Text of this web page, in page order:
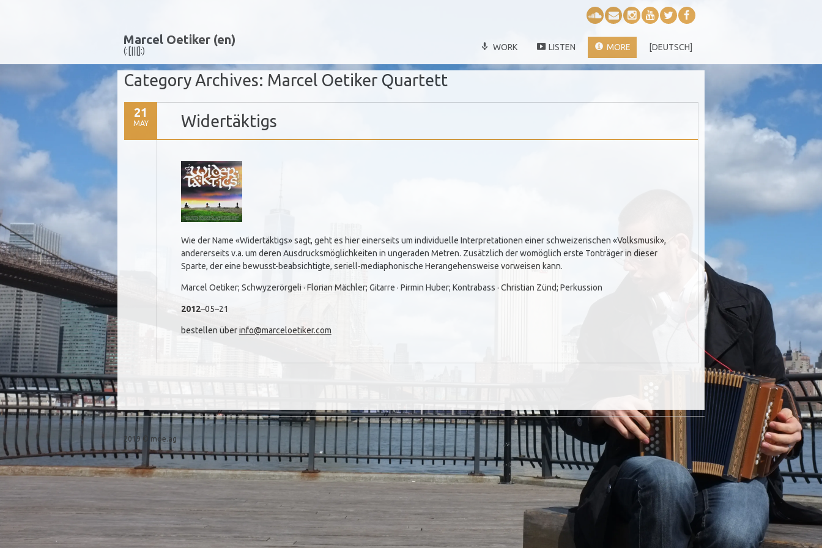
Marcel Oetiker (en)
(:[|||]:) WORK LISTEN MORE [DEUTSCH]
Category Archives: Marcel Oetiker Quartett
21
MAY Widertäktigs
Wie der Name «Widertäktigs» sagt, geht es hier einerseits um individuelle Interpretationen einer schweizerischen «Volksmusik»,
andererseits v.a. um deren Ausdrucksmöglichkeiten in ungeraden Metren. Zusätzlich der womöglich erste Tonträger in dieser
Sparte, der eine bewusst-beabsichtigte, seriell-mediaphonische Herangehensweise vorweisen kann.
Marcel Oetiker; Schwyzerörgeli · Florian Mächler; Gitarre · Pirmin Huber; Kontrabass · Christian Zünd; Perkussion
2012–05–21
bestellen überinfo@marceloetiker.com
2019 © moe.ag ↑